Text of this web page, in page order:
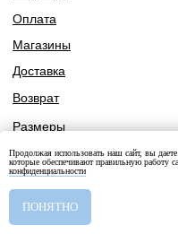
Продолжая использовать наш сайт, вы даете
которые обеспечивают правильную работу
конфиденциальности
ПОНЯТНО